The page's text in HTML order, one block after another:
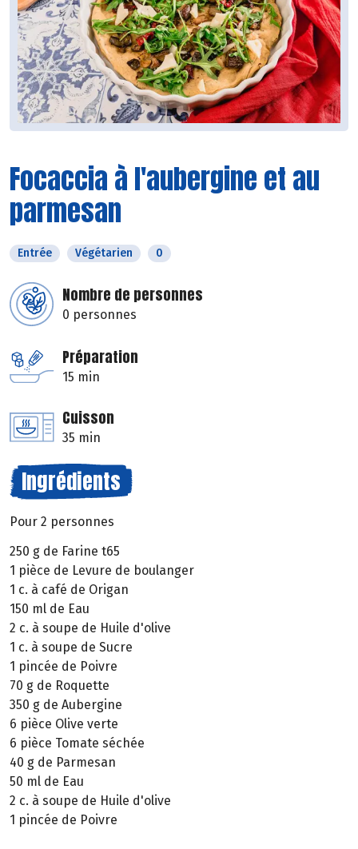
Focaccia à l'aubergine et au
parmesan
Entrée Végétarien 0
Nombre de personnes
0 personnes
Préparation
15 min
Cuisson
35 min
Ingrédients
Pour 2 personnes
250 g de Farine t65
1 pièce de Levure de boulanger
1 c. à café de Origan
150 ml de Eau
2 c. à soupe de Huile d'olive
1 c. à soupe de Sucre
1 pincée de Poivre
70 g de Roquette
350 g de Aubergine
6 pièce Olive verte
6 pièce Tomate séchée
40 g de Parmesan
50 ml de Eau
2 c. à soupe de Huile d'olive
1 pincée de Poivre